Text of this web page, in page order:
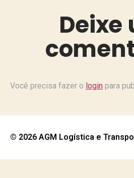
Deixe
Você precisa fazer o login para
© 2026 AGM Logística e